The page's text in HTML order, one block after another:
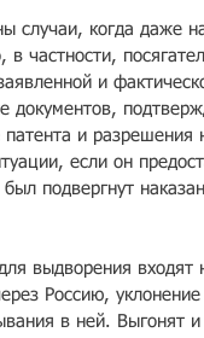
случаи, когда даже
частности,
и
докум­ентов,
и разрешения
если он
подвергнут
выдворения
Россию,
в ней. Выгон­ят​ и